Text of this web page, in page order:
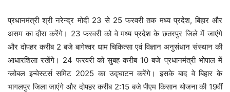
प्रधानमंत्री श्री नरेन्द्र मोदी 23 से 25 फरवरी तक मध्य प्रदेश, बिहार और
असम का दौरा करेंगे। 23 फरवरी को वे मध्य प्रदेश के छतरपुर जिले में जाएंगे
और दोपहर करीब 2 बजे बागेश्वर धाम चिकित्सा एवं विज्ञान अनुसंधान संस्थान की
आधारशिला रखेंगे। 24 फरवरी को सुबह करीब 10 बजे प्रधानमंत्री भोपाल में
ग्लोबल इन्वेस्टर्स समिट 2025 का उद्घाटन करेंगे। इसके बाद वे बिहार के
भागलपुर जिला जाएंगे और दोपहर करीब 2:15 बजे पीएम किसान योजना की 19वीं